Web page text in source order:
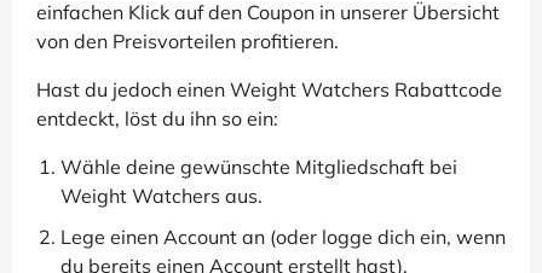
einfachen Klick auf den Coupon in unserer Übersicht
von den Preisvorteilen profitieren.
Hast du jedoch einen Weight Watchers Rabattcode
entdeckt, löst du ihn so ein:
Wähle deine gewünschte Mitgliedschaft bei
Weight Watchers aus.
Lege einen Account an (oder logge dich ein, wenn
du bereits einen Account erstellt hast).